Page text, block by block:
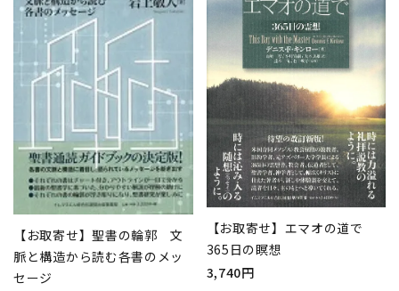
【お取寄せ】聖書の輪郭 文
脈と構造から読む各書のメッ
セージ
【お取寄せ】エマオの道で
365日の瞑想
3,740円